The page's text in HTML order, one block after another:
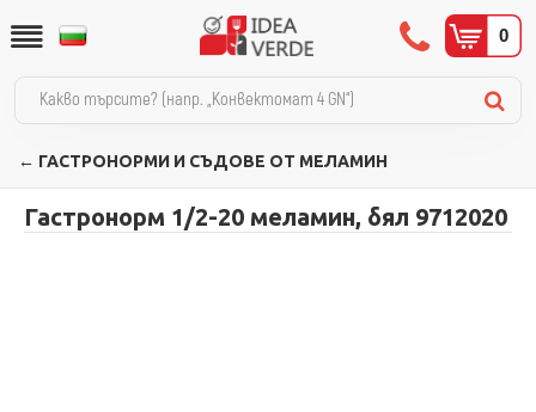
0
← ГАСТРОНОРМИ И СЪДОВЕ ОТ МЕЛАМИН
Гастронорм 1/2-20 меламин, бял 9712020